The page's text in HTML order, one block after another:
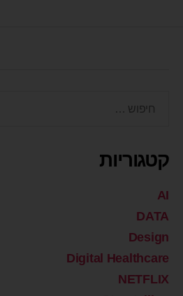
קטגוריות
AI
DATA
Design
Digital Healthcare
NETFLIX